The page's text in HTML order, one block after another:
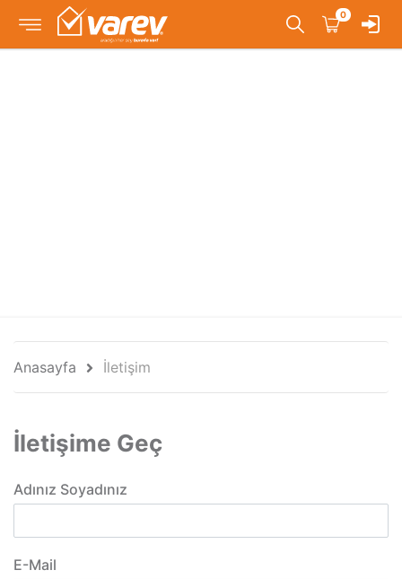
0
Anasayfa İletişim
İletişime Geç
Adınız Soyadınız
E-Mail